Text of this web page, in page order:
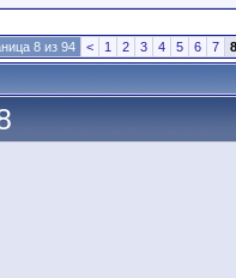
8 из 94 < 1 2 3 4 5 6 7 8